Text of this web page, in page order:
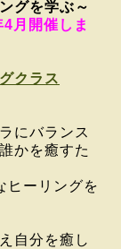
グを学ぶ～
月開催しま
クラス
にバランス
かを癒すた
ヒーリングを
自分を癒し